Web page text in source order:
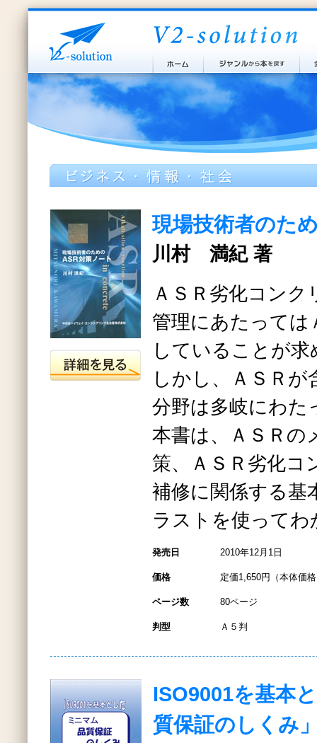
現場技術者のた
川村 満紀 著
ＡＳＲ劣化コンク
管理にあたっては
していることが
しかし、ＡＳＲが
分野は多岐にわた
本書は、ＡＳＲの
策、ＡＳＲ劣化コ
補修に関係する基
ラストを使って
発売日 2010年12月1日
価格 定価1,650円（本体価
ページ数 80ページ
判型 Ａ５判
ISO9001を基本
質保証のしくみ